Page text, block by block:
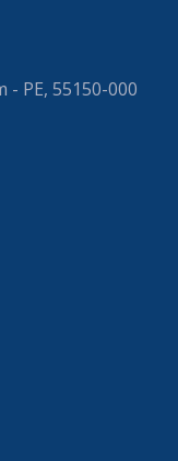
- PE, 55150-000